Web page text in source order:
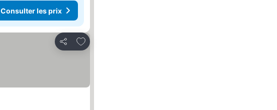
Consulter les prix
Partager
Ajouter à mes favoris